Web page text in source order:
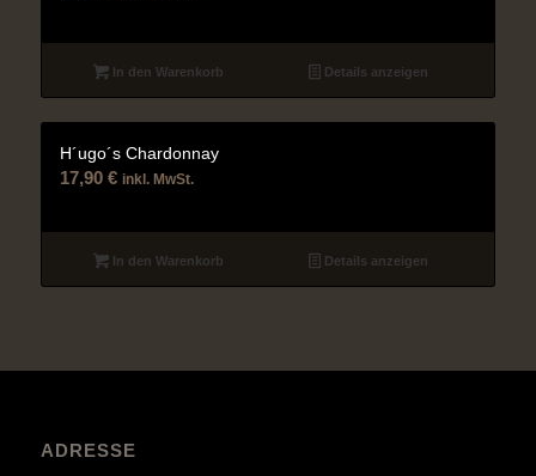
In den Warenkorb Details anzeigen
H´ugo´s Chardonnay
17,90 € inkl. MwSt.
In den Warenkorb Details anzeigen
ADRESSE